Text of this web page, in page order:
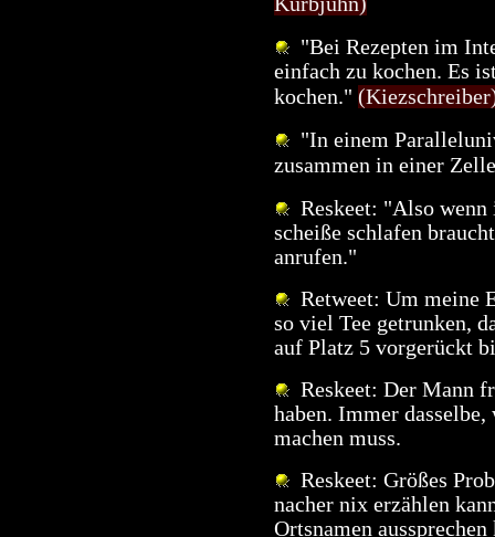
"Bei Rezepten im
einfach zu kochen. Es
kochen."
"In einem
zusammen in einer
Reskeet: "Also
scheiße schlafen
anrufen."
Retweet: Um meine
so viel Tee getrunken,
auf Platz 5 vorgerückt
Reskeet: Der Mann
haben. Immer
machen muss.
Reskeet: Größes
nacher nix erzählen
Ortsnamen aussprechen